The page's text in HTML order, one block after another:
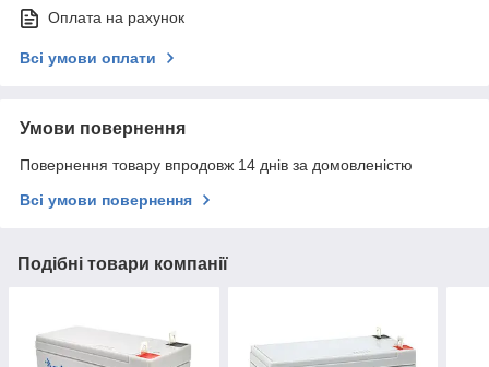
Оплата на рахунок
Всі умови оплати
Умови повернення
Повернення товару впродовж 14 днів за домовленістю
Всі умови повернення
Подібні товари компанії